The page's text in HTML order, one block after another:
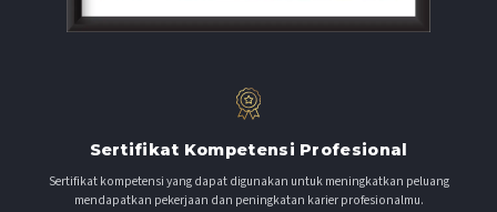
Sertifikat Kompetensi Profesional
Sertifikat kompetensi yang dapat digunakan untuk meningkatkan peluang
mendapatkan pekerjaan dan peningkatan karier profesionalmu.